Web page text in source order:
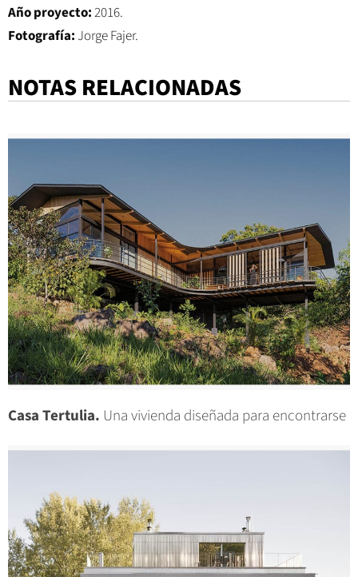
Año proyecto:2016.
Fotografía: Jorge Fajer.
NOTAS RELACIONADAS
Casa Tertulia. Una vivienda diseñada para encontrarse